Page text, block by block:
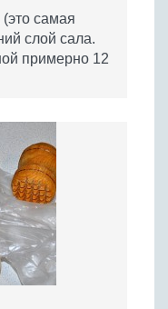
самая
слой сала.
примерно 12